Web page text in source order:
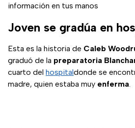
información en tus manos
Joven se gradúa en
Esta es la historia de Caleb
graduó de la preparatoria
cuarto del hospitaldonde se
madre, quien estaba muy enferma.